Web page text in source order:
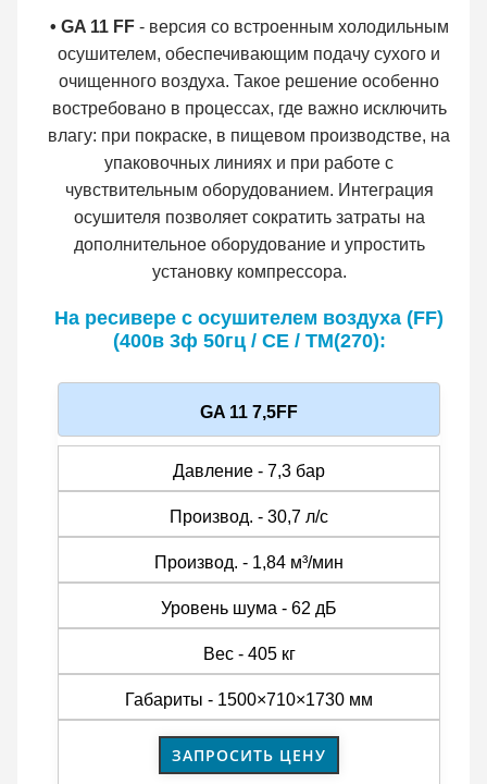
• GA 11 FF - версия со встроенным холодильным
осушителем, обеспечивающим подачу сухого и
очищенного воздуха. Такое решение особенно
востребовано в процессах, где важно исключить
влагу: при покраске, в пищевом производстве, на
упаковочных линиях и при работе с
чувствительным оборудованием. Интеграция
осушителя позволяет сократить затраты на
дополнительное оборудование и упростить
установку компрессора.
На ресивере c осушителем воздуха (FF)
(400в 3ф 50гц / CE / TM(270):
GA 11 7,5FF
Давление - 7,3 бар
Производ. - 30,7 л/с
Производ. - 1,84 м³/мин
Уровень шума - 62 дБ
Вес - 405 кг
Габариты - 1500×710×1730 мм
ЗАПРОСИТЬ ЦЕНУ